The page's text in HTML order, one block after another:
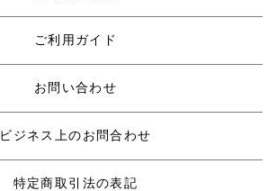
ご利用ガイド
お問い合わせ
ビジネス上のお問合わせ
特定商取引法の表記